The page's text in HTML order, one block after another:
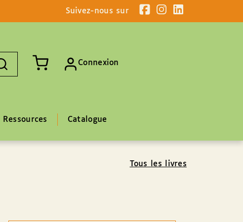
Suivez-nous sur
Connexion
Ressources Catalogue
Tous les livres